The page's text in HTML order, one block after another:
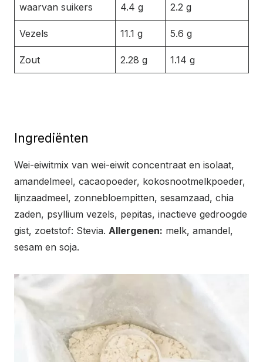
waarvan suikers 4.4 g 2.2 g
Vezels 11.1 g 5.6 g
Zout 2.28 g 1.14 g
Ingrediënten
Wei-eiwitmix van wei-eiwit concentraat en isolaat,
amandelmeel, cacaopoeder, kokosnootmelkpoeder,
lijnzaadmeel, zonnebloempitten, sesamzaad, chia
zaden, psyllium vezels, pepitas, inactieve gedroogde
gist, zoetstof: Stevia. Allergenen: melk, amandel,
sesam en soja.